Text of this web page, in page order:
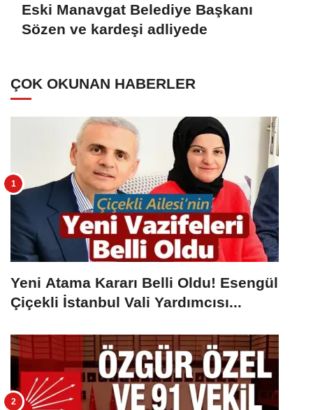
Eski Manavgat Belediye Başkanı
Sözen ve kardeşi adliyede
ÇOK OKUNAN HABERLER
Yeni Atama Kararı Belli Oldu! Esengül
Çiçekli İstanbul Vali Yardımcısı...